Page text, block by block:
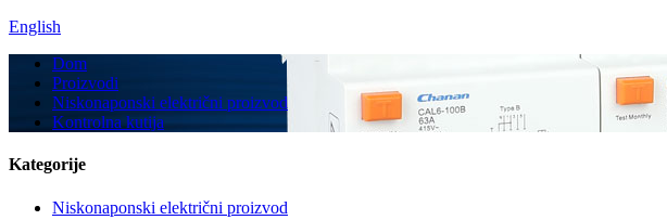
English
Dom
Proizvodi
Niskonaponski električni proizvod
Kontrolna kutija
Kategorije
Niskonaponski električni proizvod